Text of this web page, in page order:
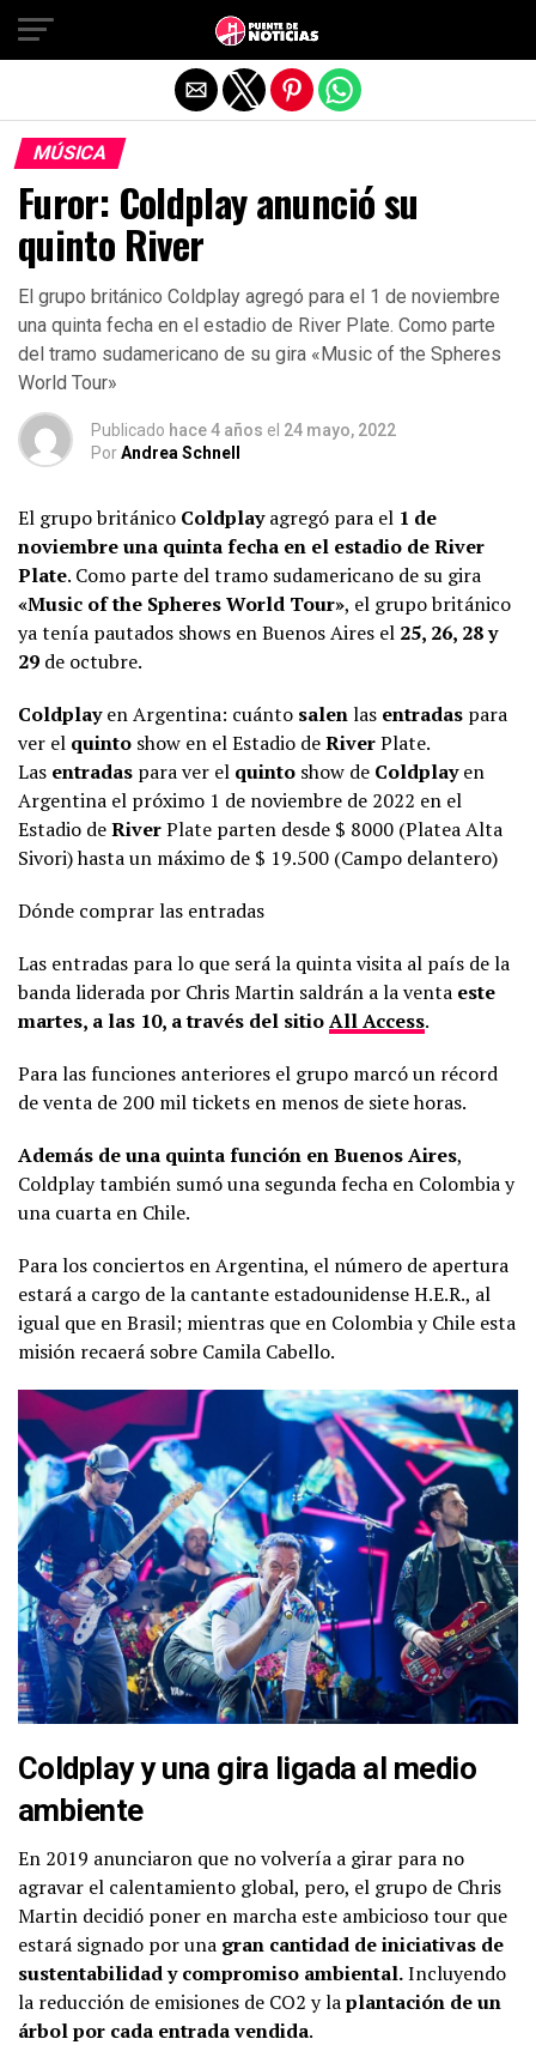
MÚSICA
Furor: Coldplay anunció su
quinto River
El grupo británico Coldplay agregó para el 1 de noviembre
una quinta fecha en el estadio de River Plate. Como parte
del tramo sudamericano de su gira «Music of the Spheres
World Tour»
Publicado hace 4 años el 24 mayo, 2022
PorAndrea Schnell
El grupo británico Coldplayagregó para el 1 de
noviembre una quinta fecha en el estadio de River
Plate. Como parte del tramo sudamericano de su gira
«Music of the Spheres World Tour», el grupo británico
ya tenía pautados shows en Buenos Aires el 25, 26, 28 y
29 de octubre.
Coldplayen Argentina: cuánto salenlas entradas para
ver el quinto show en el Estadio deRiverPlate.
Las entradas para ver el quinto show de Coldplayen
Argentina el próximo 1 de noviembre de 2022 en el
Estadio deRiverPlate parten desde $ 8000 (Platea Alta
Sivori) hasta un máximo de $ 19.500 (Campo delantero)
Dónde comprar las entradas
Las entradas para lo que será la quinta visita al país de la
banda liderada por Chris Martin saldrán a la venta este
martes, a las 10, a través del sitioAll Access.
Para las funciones anteriores el grupo marcó un récord
de venta de 200 mil tickets en menos de siete horas.
Además de una quinta función en Buenos Aires,
Coldplay también sumó una segunda fecha en Colombia y
una cuarta en Chile.
Para los conciertos en Argentina, el número de apertura
estará a cargo de la cantante estadounidense H.E.R., al
igual que en Brasil; mientras que en Colombia y Chile esta
misión recaerá sobre Camila Cabello.
Coldplay y una gira ligada al medio
ambiente
En 2019 anunciaron que no volvería a girar para no
agravar el calentamiento global, pero, el grupo de Chris
Martin decidió poner en marcha este ambicioso tour que
estará signado por una gran cantidad de iniciativas de
sustentabilidad y compromiso ambiental.Incluyendo
la reducción de emisiones de CO2 y laplantación de un
árbol por cada entrada vendida.
Salir de la versión móvil